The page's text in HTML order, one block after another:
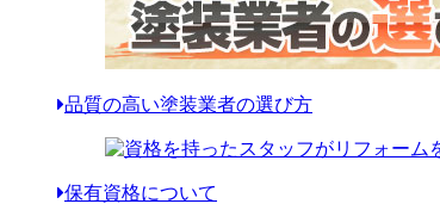
品質の高い塗装業者の選び方
保有資格について